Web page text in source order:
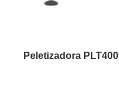
Peletizadora PLT400